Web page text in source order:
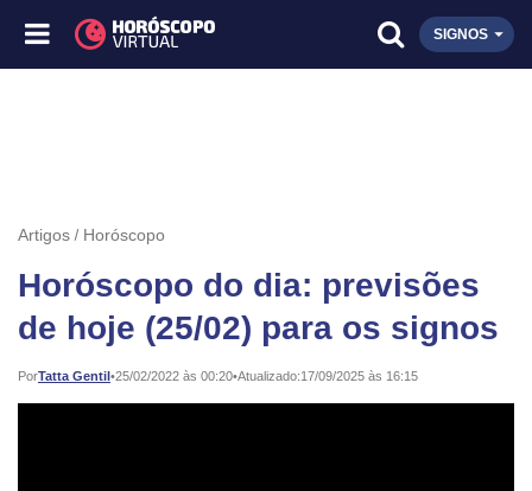
SIGNOS
Artigos Horóscopo
Horóscopo do dia: previsões
de hoje (25/02) para os signos
PorTatta Gentil•
Publicado: 25/02/2022 às 00:20•Atualizado:17/09/2025 às 16:15